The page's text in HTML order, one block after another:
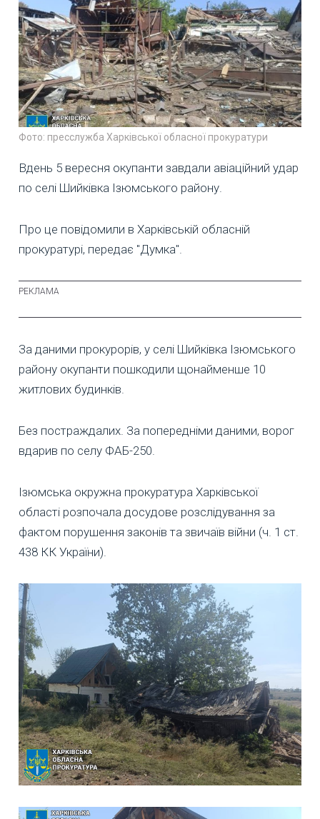
Фото: пресслужба Харківської обласної прокуратури
Вдень 5 вересня окупанти завдали авіаційний удар
по селі Шийківка Ізюмського району.
Про це повідомили в Харківській обласній
прокуратурі, передає "Думка".
За даними прокурорів, у селі Шийківка Ізюмського
району окупанти пошкодили щонайменше 10
житлових будинків.
Без постраждалих. За попередніми даними, ворог
вдарив по селу ФАБ-250.
Ізюмська окружна прокуратура Харківської
області розпочала досудове розслідування за
фактом порушення законів та звичаїв війни (ч. 1 ст.
438 КК України).